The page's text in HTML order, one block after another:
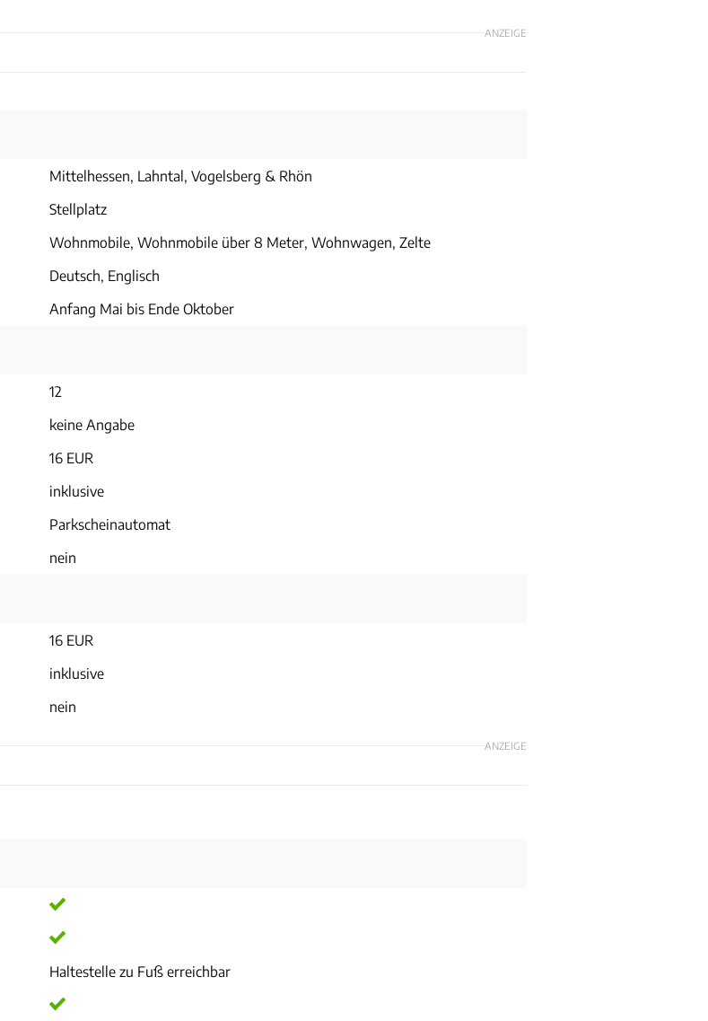
ANZEIGE
Mittelhessen, Lahntal, Vogelsberg & Rhön
Stellplatz
Wohnmobile, Wohnmobile über 8 Meter, Wohnwagen, Zelte
Deutsch, Englisch
Anfang Mai bis Ende Oktober
12
keine Angabe
16 EUR
inklusive
Parkscheinautomat
nein
16 EUR
inklusive
nein
ANZEIGE
Haltestelle zu Fuß erreichbar